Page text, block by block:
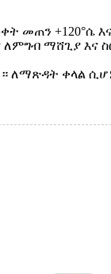
መጠን +120°ሴ
ማሸጊያ እና
ቀላል